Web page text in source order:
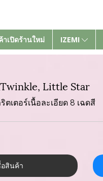
าเปิดร้านใหม่ IZEMI
Little Star
ตเตอร์เนื้อละเอียด 8 เฉดสี
สินค้า